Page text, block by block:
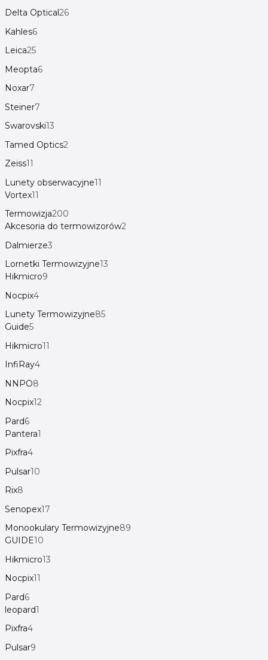
Delta Optical26
Kahles6
Leica25
Meopta6
Noxar7
Steiner7
Swarovski13
Tamed Optics2
Zeiss11
Lunety obserwacyjne11
Vortex11
Termowizja200
Akcesoria do termowizorów2
Dalmierze3
Lornetki Termowizyjne13
Hikmicro9
Nocpix4
Lunety Termowizyjne85
Guide5
Hikmicro11
InfiRay4
NNPO8
Nocpix12
Pard6
Pantera1
Pixfra4
Pulsar10
Rix8
Senopex17
Monookulary Termowizyjne89
GUIDE10
Hikmicro13
Nocpix11
Pard6
leopard1
Pixfra4
Pulsar9